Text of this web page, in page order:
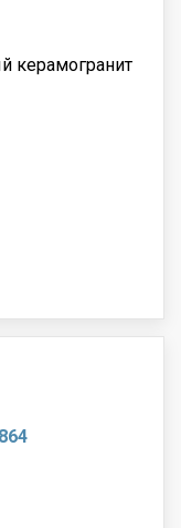
керамогранит